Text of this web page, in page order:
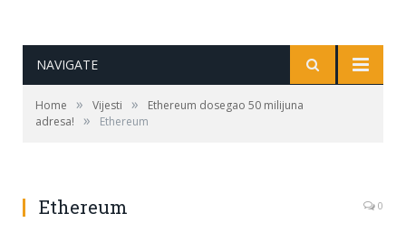
NAVIGATE
Home » Vijesti »
Ethereum dosegao 50 milijuna
adresa!
» Ethereum
Ethereum 0